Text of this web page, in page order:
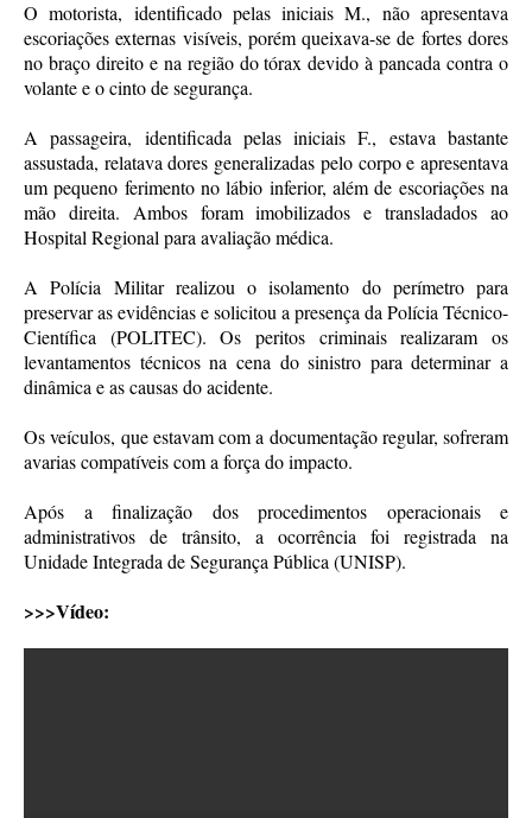
O motorista, identificado pelas iniciais M., não apresentava
escoriações externas visíveis, porém queixava-se de fortes dores
no braço direito e na região do tórax devido à pancada contra o
volante e o cinto de segurança.
A passageira, identificada pelas iniciais F., estava bastante
assustada, relatava dores generalizadas pelo corpo e apresentava
um pequeno ferimento no lábio inferior, além de escoriações na
mão direita. Ambos foram imobilizados e transladados ao
Hospital Regional para avaliação médica.
A Polícia Militar realizou o isolamento do perímetro para
preservar as evidências e solicitou a presença da Polícia Técnico-
Científica (POLITEC). Os peritos criminais realizaram os
levantamentos técnicos na cena do sinistro para determinar a
dinâmica e as causas do acidente.
Os veículos, que estavam com a documentação regular, sofreram
avarias compatíveis com a força do impacto.
Após a finalização dos procedimentos operacionais e
administrativos de trânsito, a ocorrência foi registrada na
Unidade Integrada de Segurança Pública (UNISP).
>>>Vídeo: